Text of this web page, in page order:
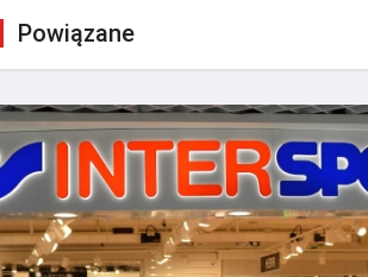
Powiązane